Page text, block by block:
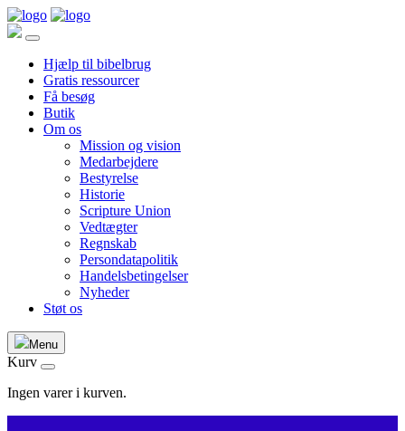
Hjælp til bibelbrug
Gratis ressourcer
Få besøg
Butik
Om os
Mission og vision
Medarbejdere
Bestyrelse
Historie
Scripture Union
Vedtægter
Regnskab
Persondatapolitik
Handelsbetingelser
Nyheder
Støt os
Menu
Kurv
Ingen varer i kurven.